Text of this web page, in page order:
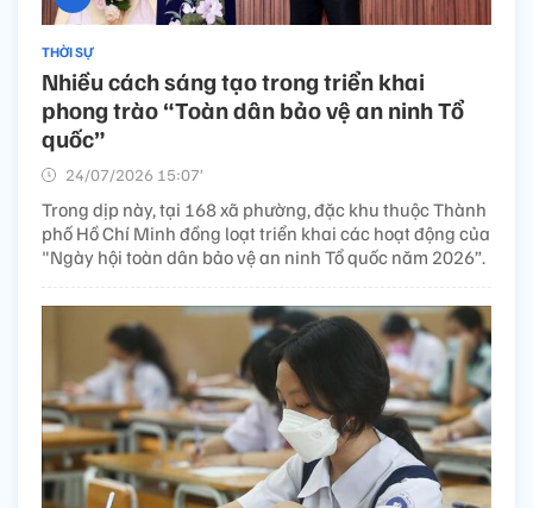
THỜI SỰ
Nhiều cách sáng tạo trong triển khai
phong trào “Toàn dân bảo vệ an ninh Tổ
quốc”
24/07/2026 15:07’
Trong dịp này, tại 168 xã phường, đặc khu thuộc Thành
phố Hồ Chí Minh đồng loạt triển khai các hoạt động của
"Ngày hội toàn dân bảo vệ an ninh Tổ quốc năm 2026”.